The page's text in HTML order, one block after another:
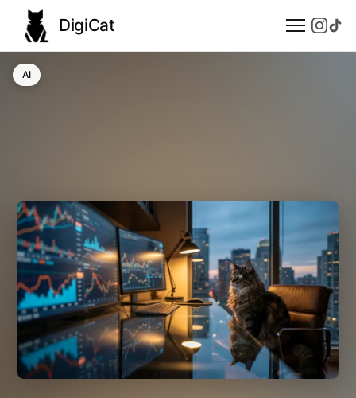
DigiCat
AI
Społeczeństwo
AI